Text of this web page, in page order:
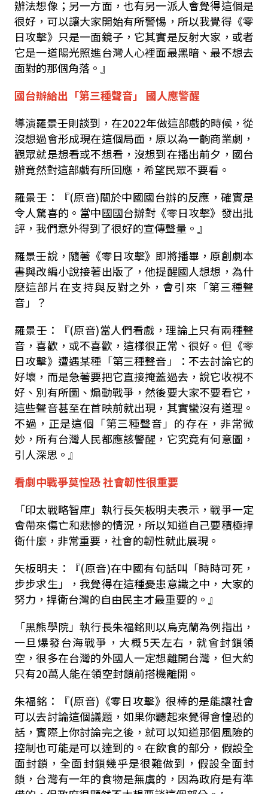
辦法想像；另一方面，也有另一派人會覺得這個是
很好，可以讓大家開始有所警惕，所以我覺得《零
日攻擊》只是一面鏡子，它其實是反射大家，或者
它是一道陽光照進台灣人心裡面最黑暗、最不想去
面對的那個角落。』
國台辦給出 「第三種聲音」 國人應警醒
導演羅景壬則談到，在2022年做這部戲的時候，從
沒想過會形成現在這個局面，原以為一齣商業劇，
觀眾就是想看或不想看，沒想到在播出前夕，國台
辦竟然對這部戲有所回應，希望民眾不要看。
羅景壬：『(原音)關於中國國台辦的反應，確實是
令人驚喜的。當中國國台辦對《零日攻擊》發出批
評，我們意外得到了很好的宣傳聲量。』
羅景壬說，隨著《零日攻擊》即將播畢，原創劇本
書與改編小說接著出版了，他提醒國人想想，為什
麼這部片在支持與反對之外，會引來「第三種聲
音」？
羅景壬：『(原音)當人們看戲，理論上只有兩種聲
音，喜歡，或不喜歡，這樣很正常、很好。但《零
日攻擊》遭遇某種「第三種聲音」：不去討論它的
好壞，而是急著要把它直接掩蓋過去，說它收視不
好、別有所圖、煽動戰爭，然後要大家不要看它，
這些聲音甚至在首映前就出現，其實蠻沒有道理。
不過，正是這個「第三種聲音」的存在，非常微
妙，所有台灣人民都應該警醒，它究竟有何意圖，
引人深思。』
看劇中戰爭莫惶恐社會韌性很重要
「印太戰略智庫」 執行長矢板明夫表示，戰爭一定
會帶來傷亡和悲慘的情況，所以知道自己要積極捍
衛什麼，非常重要，社會的韌性就此展現。
矢板明夫：『(原音)在中國有句話叫「時時可死，
步步求生」，我覺得在這種憂患意識之中，大家的
努力，捍衛台灣的自由民主才最重要的。』
「黑熊學院」執行長朱福銘則以烏克蘭為例指出，
一旦爆發台海戰爭，大概5天左右，就會封鎖領
空，很多在台灣的外國人一定想離開台灣，但大約
只有20萬人能在領空封鎖前搭機離開。
朱福銘：『(原音) 《零日攻擊》很棒的是能讓社會
可以去討論這個議題，如果你聽起來覺得會惶恐的
話，實際上你討論完之後，就可以知道那個風險的
控制也可能是可以達到的。在飲食的部分，假設全
面封鎖，全面封鎖幾乎是很難做到，假設全面封
鎖，台灣有一年的食物是無虞的，因為政府是有準